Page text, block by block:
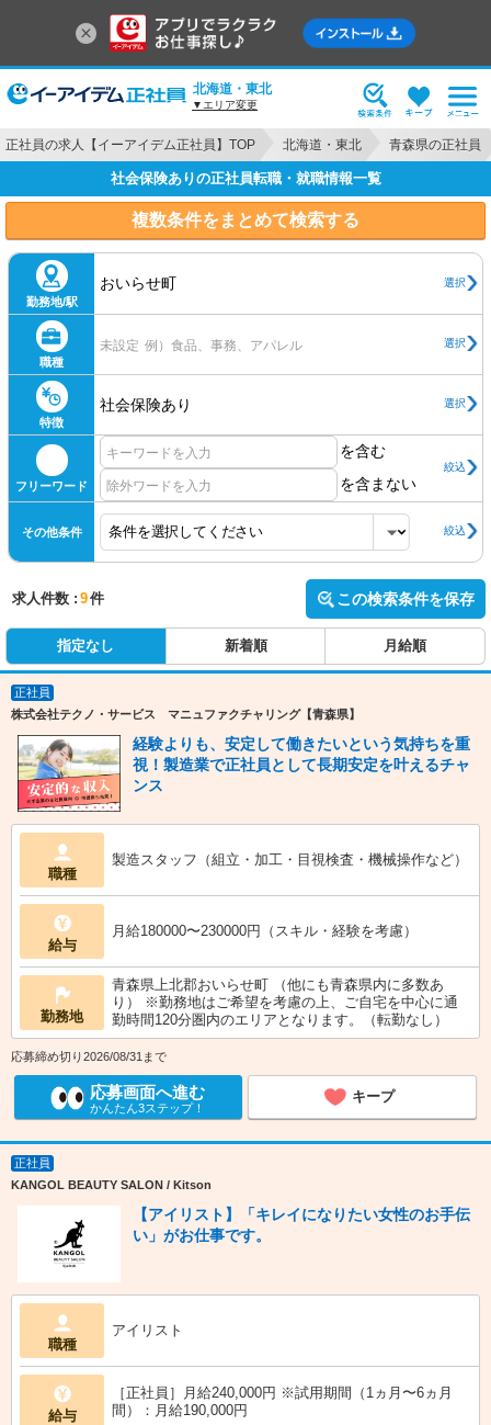
北海道・東北
▼エリア変更
正社員の求人【イーアイデム正社員】TOP 北海道・東北 青森県の正社員
社会保険ありの正社員転職・就職情報一覧
複数条件をまとめて検索する
勤務地/駅
おいらせ町 選択
職種
未設定 例）食品、事務、アパレル 選択
特徴
社会保険あり 選択
フリーワード
を含む
を含まない
絞込
その他条件 絞込
求人件数 : 9件 この検索条件を保存
指定なし 新着順 月給順
正社員
株式会社テクノ・サービス マニュファクチャリング【青森県】
経験よりも、安定して働きたいという気持ちを重
視！製造業で正社員として長期安定を叶えるチャ
ンス
職種
製造スタッフ（組立・加工・目視検査・機械操作など）
給与
月給180000〜230000円（スキル・経験を考慮）
勤務地
青森県上北郡おいらせ町 （他にも青森県内に多数あ
り） ※勤務地はご希望を考慮の上、ご自宅を中心に通
勤時間120分圏内のエリアとなります。（転勤なし）
応募締め切り2026/08/31まで
応募画面へ進む
かんたん3ステップ！
キープ
正社員
KANGOL BEAUTY SALON / Kitson
【アイリスト】「キレイになりたい女性のお手伝
い」がお仕事です。
職種
アイリスト
給与
［正社員］月給240,000円 ※試用期間（1ヵ月〜6ヵ月
間）：月給190,000円